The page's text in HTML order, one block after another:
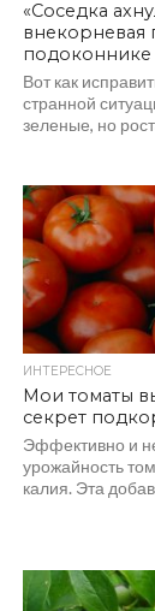
«Соседка
внекорневая
подоконнике
Вот как
странной
зеленые, но
ИНТЕРЕСНОЕ
Мои томаты
секрет
Эффективно и
урожайность
калия. Эта